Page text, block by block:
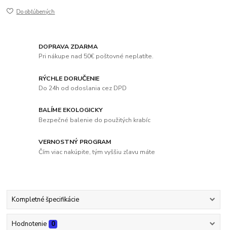
Do obľúbených
DOPRAVA ZDARMA
Pri nákupe nad 50€ poštovné neplatíte.
RÝCHLE DORUČENIE
Do 24h od odoslania cez DPD
BALÍME EKOLOGICKY
Bezpečné balenie do použitých krabíc
VERNOSTNÝ PROGRAM
Čím viac nakúpite, tým vyššiu zľavu máte
Kompletné špecifikácie
Hodnotenie 0